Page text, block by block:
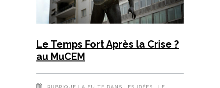
Le Temps Fort Après la Crise ?
au MuCEM
RUBRIQUE LA FUITE DANS LES IDÉES
, LE